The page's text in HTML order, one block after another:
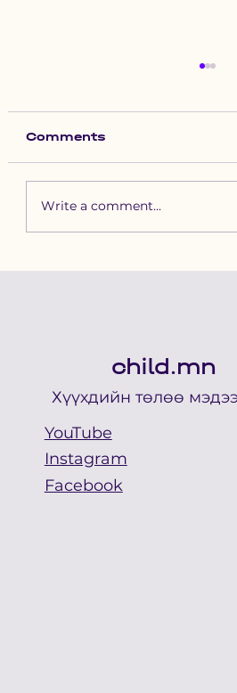
Зүүн бүсийн
Comments
Write a comment...
child.mn
Хүүхдийн төлөө
YouTube
Facebook
Instagram